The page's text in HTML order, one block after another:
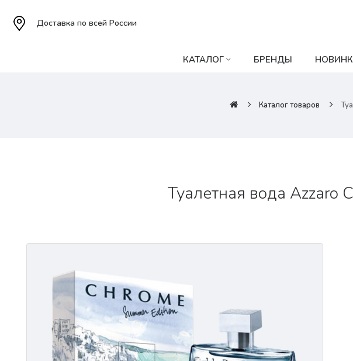
Доставка по всей России
КАТАЛОГ БРЕНДЫ
Каталог товаров
Туалетная вода Azzaro